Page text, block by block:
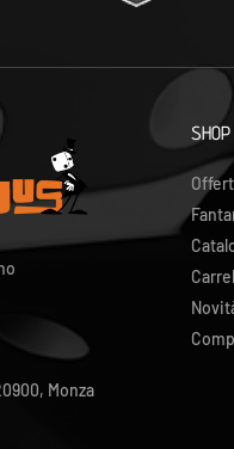
Monza
SHOP